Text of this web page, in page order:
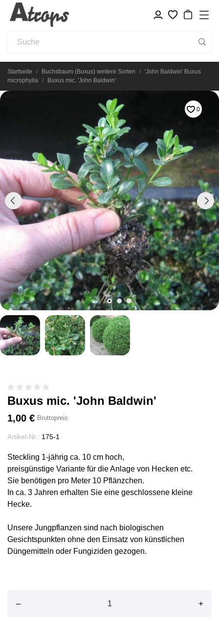
Startseite Buchsbaum (Buxus) weitere Sorten
'John Baldwin' Buxus
microphylla
Buxus mic. 'John Baldwin'
0
Buxus mic. 'John Baldwin'
1,00 € Bruttopreis
Artikel-Nr.: 175-1
Steckling 1-jährig ca. 10 cm hoch,
preisgünstige Variante für die Anlage von Hecken etc.
Sie benötigen pro Meter 10 Pflänzchen.
In ca. 3 Jahren erhalten Sie eine geschlossene kleine
Hecke.
Unsere Jungpflanzen sind nach biologischen
Gesichtspunkten ohne den Einsatz von künstlichen
Düngemitteln oder Fungiziden gezogen.
– +